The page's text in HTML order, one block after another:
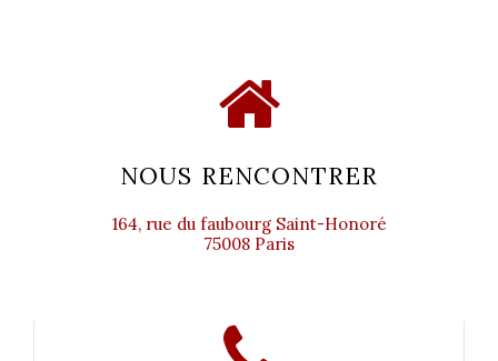
NOUS RENCONTRER
164, rue du faubourg Saint-Honoré
75008 Paris